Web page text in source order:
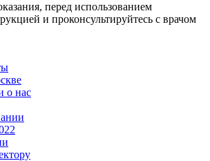
перед использованием
и проконсультируйтесь с врачом
о нас